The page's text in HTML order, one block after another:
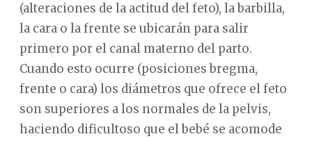
(alteraciones de la actitud del feto), la barbilla,
la cara o la frente se ubicarán para salir
primero por el canal materno del parto.
Cuando esto ocurre (posiciones bregma,
frente o cara) los diámetros que ofrece el feto
son superiores a los normales de la pelvis,
haciendo dificultoso que el bebé se acomode